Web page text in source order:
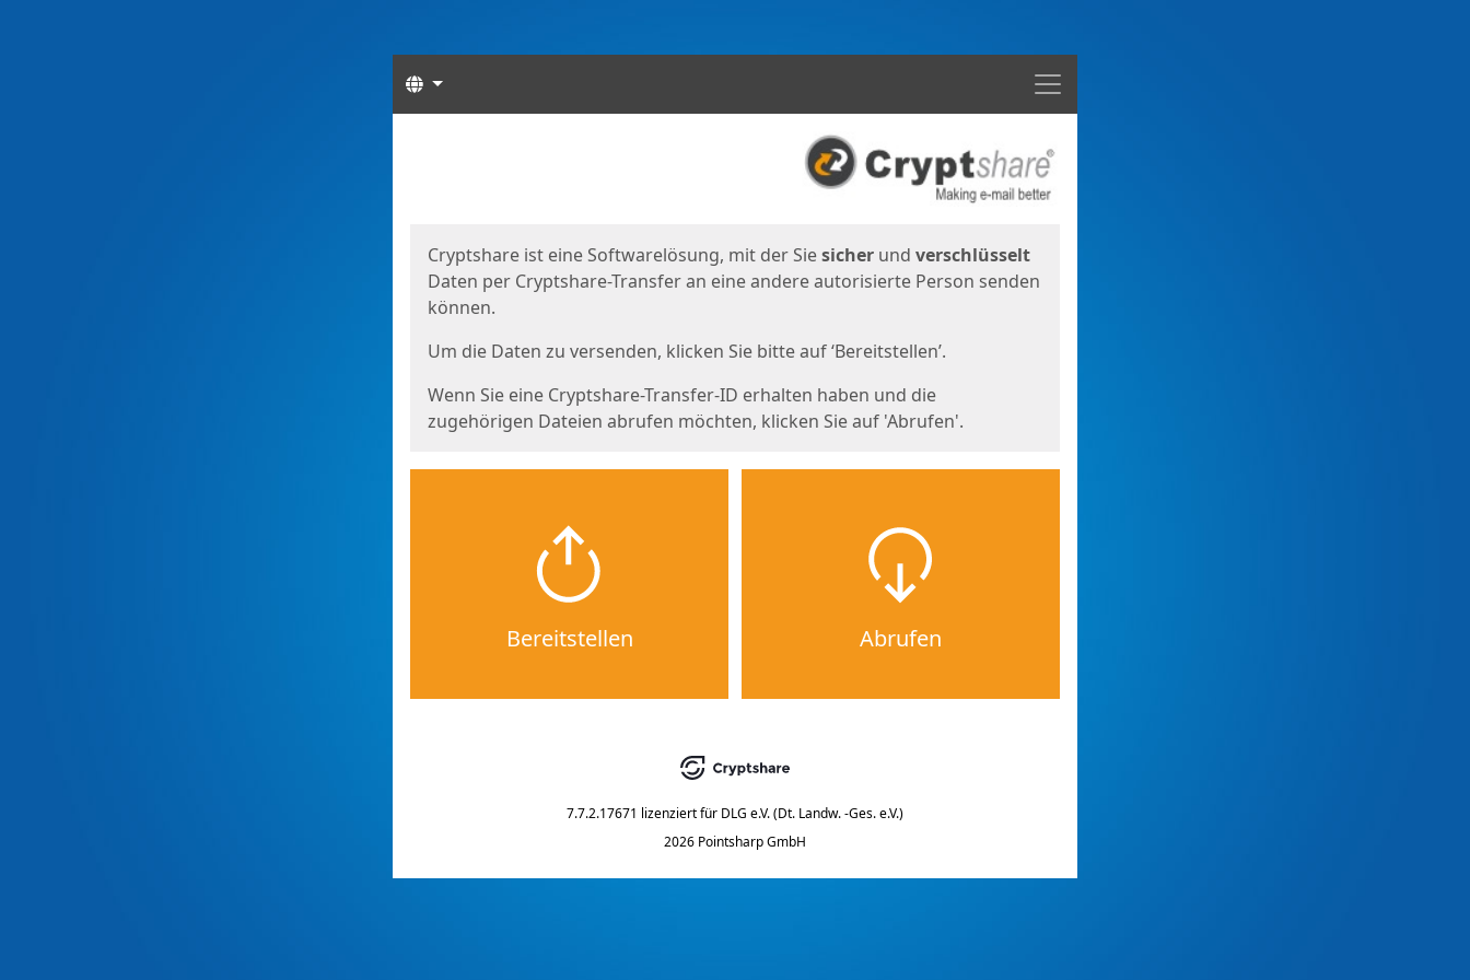
Menü
Sprachen
Cryptshare ist eine Softwarelösung, mit der Siesicher und verschlüsselt
Daten per Cryptshare-Transfer an eine andere autorisierte Person senden
können.
Um die Daten zu versenden, klicken Sie bitte auf ‘Bereitstellen’.
Wenn Sie eine Cryptshare-Transfer-ID erhalten haben und die
zugehörigen Dateien abrufen möchten, klicken Sie auf 'Abrufen'.
Bereitstellen Abrufen
7.7.2.17671 lizenziert für DLG e.V. (Dt. Landw. -Ges. e.V.)
2026 Pointsharp GmbH